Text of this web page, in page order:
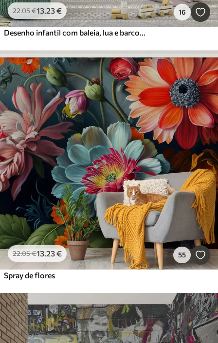
22.05€13.23€ 16
Desenho infantil com baleia, lua e barco com crianças
22.05€13.23€ 55
Spray de flores